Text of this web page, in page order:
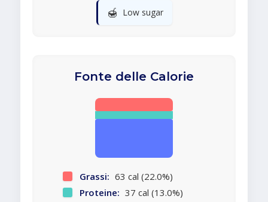
🍯 Low sugar
Fonte delle Calorie
Grassi: 63 cal (22.0%)
Proteine: 37 cal (13.0%)